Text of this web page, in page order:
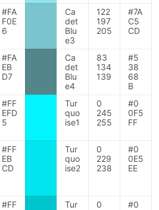
#FA
F0E
6
Ca
det
Blu
e3
122
197
205
#7A
C5
CD
#FA
EB
D7
Ca
det
Blu
e4
83
134
139
#5
38
68
B
#FF
EFD
5
Tur
quo
ise1
0
245
255
#0
0F5
FF
#FF
EB
CD
Tur
quo
ise2
0
229
238
#0
0E5
EE
#FF
Tur
0
#0